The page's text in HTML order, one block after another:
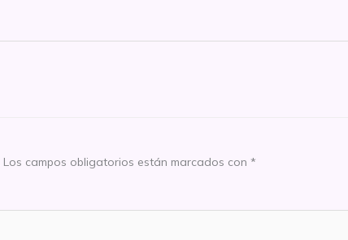
Los campos obligatorios están marcados con *